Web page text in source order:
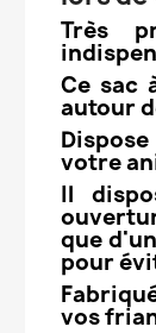
Très
Ce sac
autour
votre
Il
que
pour
vos